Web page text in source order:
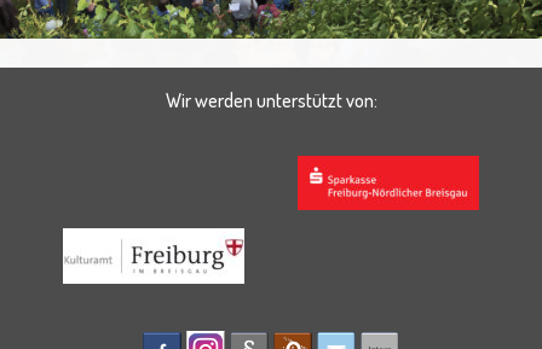
Wir werden unterstützt von: